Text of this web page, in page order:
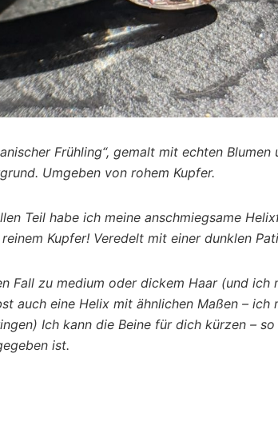
Frühling“, gemalt mit echten
Umgeben von rohem Kupfer.
Teil habe ich meine anschmiegsame
Kupfer! Veredelt mit einer dunklen
Fall zu medium oder dickem Haar (und ich
auch eine Helix mit ähnlichen Maßen – ich
Ich kann die Beine für dich kürzen –
ist.